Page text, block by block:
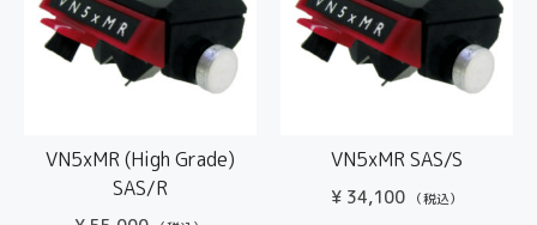
VN5xMR (High Grade)
SAS/R
VN5xMR SAS/S
¥ 34,100 （税込）